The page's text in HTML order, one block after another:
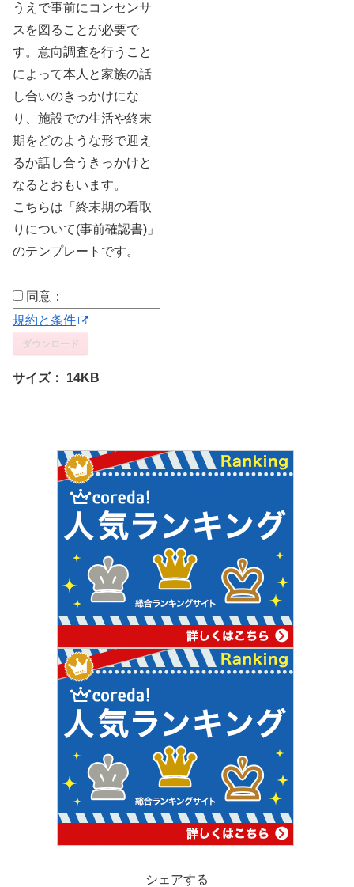
うえで事前にコンセンサ
スを図ることが必要で
す。意向調査を行うこと
によって本人と家族の話
し合いのきっかけにな
り、施設での生活や終末
期をどのような形で迎え
るか話し合うきっかけと
なるとおもいます。
こちらは「終末期の看取
りについて(事前確認書)」
のテンプレートです。
同意：
規約と条件
ダウンロード
サイズ： 14KB
シェアする